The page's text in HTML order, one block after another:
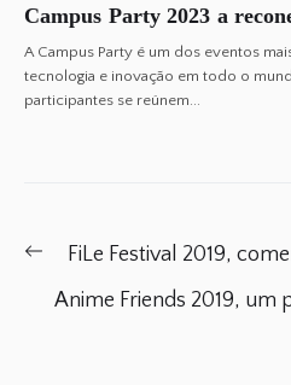
Campus Party 2023 a
A Campus Party é um dos eventos
tecnologia e inovação em todo o
participantes se reúnem...
Post
navigation
Previous
post:
FiLe Festival 2019,
Anime Friends 2019, um